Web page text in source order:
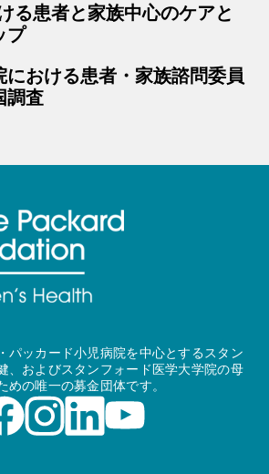
る患者と家族中心のケアと
プ
における患者・家族諮問委員
調査
パッカード小児病院を中心とするスタン
、およびスタンフォード医学大学院の母
めの唯一の募金団体です。